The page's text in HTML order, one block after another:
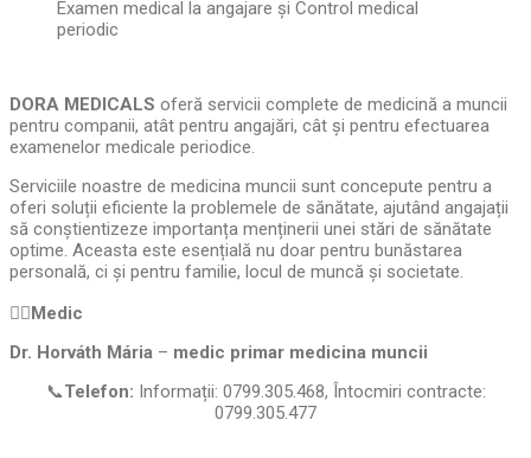
DORA MEDICALS oferă servicii complete de medicină a muncii
pentru companii, atât pentru angajări, cât și pentru efectuarea
examenelor medicale periodice.
Serviciile noastre de medicina muncii sunt concepute pentru a
oferi soluții eficiente la problemele de sănătate, ajutând angajații
să conștientizeze importanța menținerii unei stări de sănătate
optime. Aceasta este esențială nu doar pentru bunăstarea
personală, ci și pentru familie, locul de muncă și societate.
👩‍⚕️Medic
Dr. Horváth Mária – medic primar medicina muncii
📞Telefon: Informații: 0799.305.468, Întocmiri contracte:
0799.305.477